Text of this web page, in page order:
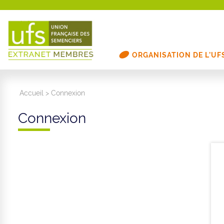
ORGANISATION DE
Accueil >Connexion
Connexion